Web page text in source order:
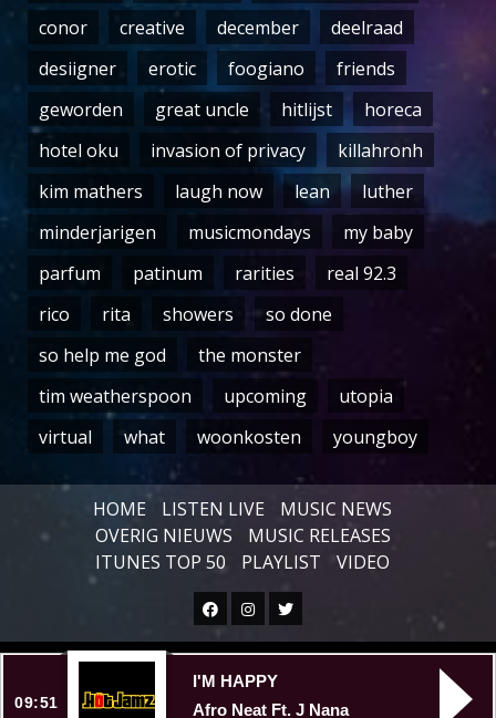
conor
creative december
deelraad
desiigner
erotic foogiano
friends
geworden
great uncle hitlijst
horeca
hotel oku
invasion of privacy
killahronh
kim mathers
laugh now lean
luther
minderjarigen
musicmondays
my baby
parfum
patinum rarities
real 92.3
rico
rita showers
so done
so help me god
the monster
tim weatherspoon
upcoming
utopia
virtual
what woonkosten youngboy
HOME LISTEN LIVE
MUSIC NEWS
OVERIG NIEUWS
MUSIC RELEASES
ITUNES TOP 50
PLAYLIST VIDEO
Facebook
Instagram
Twitter
Copyright © All rights reserved.
09:51
I'M HAPPY
Afro Neat Ft. J Nana